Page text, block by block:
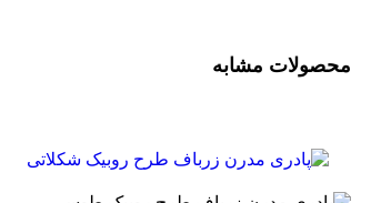
محصولات مشابه